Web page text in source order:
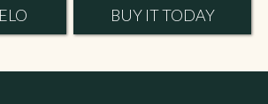
BUY IT TODAY